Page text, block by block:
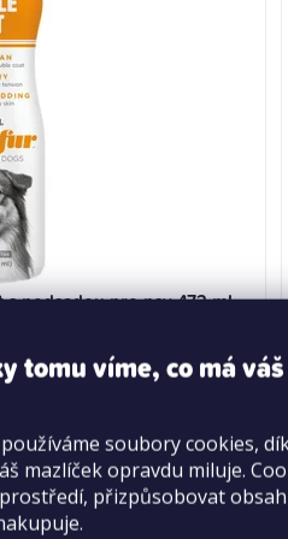
tomu víme, co má váš
soubory cookies,
mazlíček opravdu miluje.
přizpůsobovat
podsadou pro psy 473 ml
409 Kč
DO KOŠÍKU